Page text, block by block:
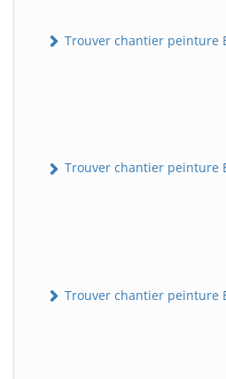
Trouver chantier peinture
Trouver chantier peinture
Trouver chantier peinture